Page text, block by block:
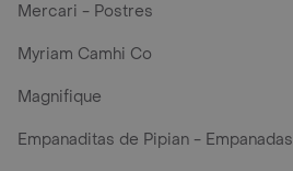
Mercari - Postres
Myriam Camhi Co
Magnifique
Empanaditas de Pipian - Empanadas